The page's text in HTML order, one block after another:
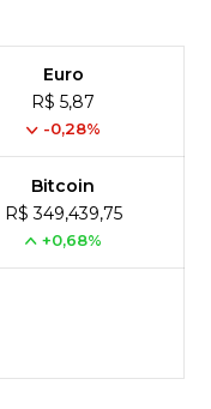
Euro
R$ 5,87
-0,28%
Bitcoin
R$ 349,439,75
+0,68%